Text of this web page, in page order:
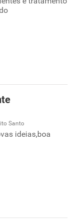
Santo
ideias,boa